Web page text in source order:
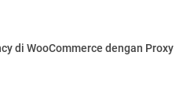
di WooCommerce dengan Proxy